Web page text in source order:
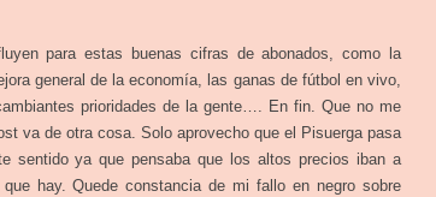
para estas buenas cifras de abonados, como la
general de la economía, las ganas de fútbol en vivo,
prioridades de la gente…. En fin. Que no me
va de otra cosa. Solo aprovecho que el Pisuerga pasa
sentido ya que pensaba que los altos precios iban a
hay. Quede constancia de mi fallo en negro sobre